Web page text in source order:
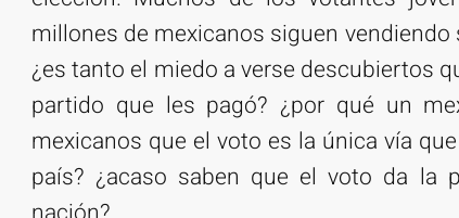
millones de mexicanos siguen
¿es tanto el miedo a verse descubiertos
partido que les pagó? ¿por qué un
mexicanos que el voto es la única vía
país? ¿acaso saben que el voto da la